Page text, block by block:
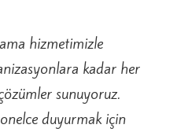
hizmetimizle
kadar her
sunuyoruz.
duyurmak için